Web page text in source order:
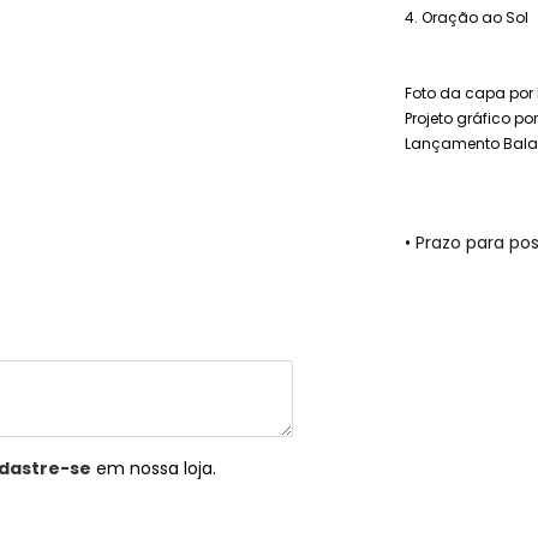
4. Oração ao Sol
Foto da capa por
Projeto gráfico
Lançamento
• Prazo para
se em nossa loja.